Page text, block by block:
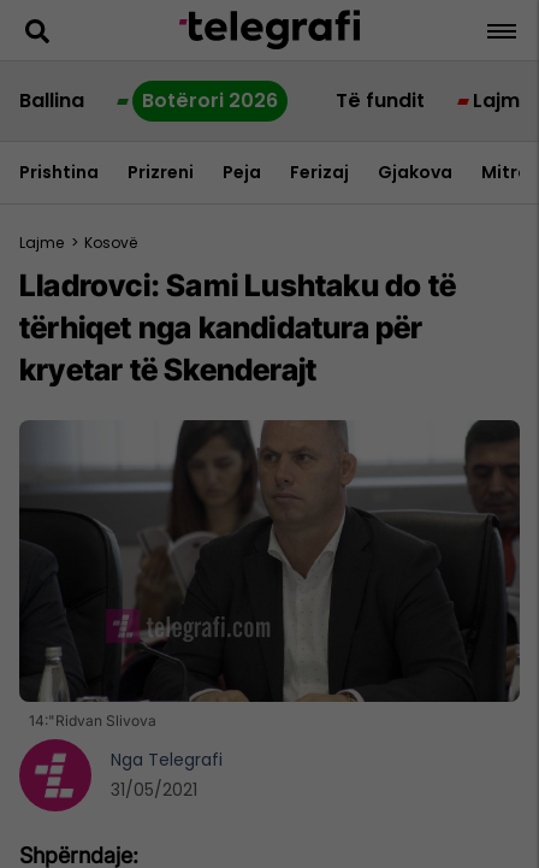
Ballina Botërori 2026 Të fundit Lajme
Prishtina Prizreni Peja Ferizaj Gjakova
Lajme > Kosovë
Lladrovci: Sami Lushtaku do të
tërhiqet nga kandidatura për
kryetar të Skenderajt
14:"Ridvan Slivova
Nga Telegrafi
31/05/2021